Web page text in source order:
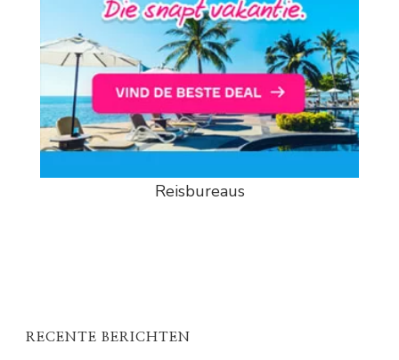
Reisbureaus
RECENTE BERICHTEN